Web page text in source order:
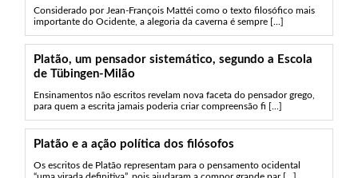
Considerado por Jean-François Mattéi como o texto filosófico mais
importante do Ocidente, a alegoria da caverna é sempre [...]
Platão, um pensador sistemático, segundo a Escola
de Tübingen-Milão
Ensinamentos não escritos revelam nova faceta do pensador grego,
para quem a escrita jamais poderia criar compreensão fi [...]
Platão e a ação política dos filósofos
Os escritos de Platão representam para o pensamento ocidental